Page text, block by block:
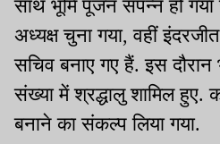
साथ भूमि पूजन संपन्न हो
अध्यक्ष चुना गया, वहीं
सचिव बनाए गए हैं. इस
संख्या में श्रद्धालु शामिल हुए.
बनाने का संकल्प लिया गया.